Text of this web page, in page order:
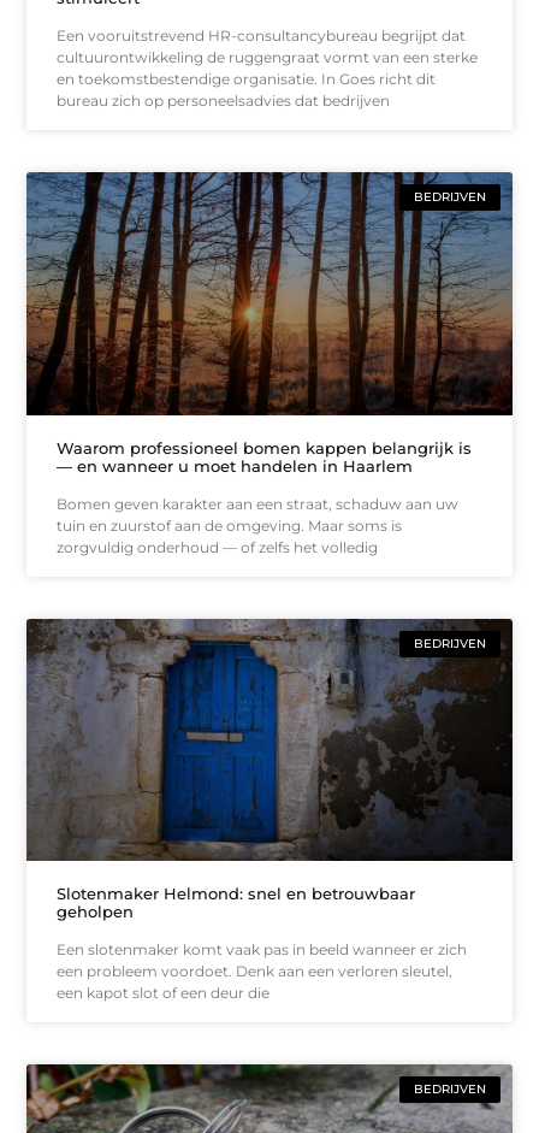
Een vooruitstrevend HR-consultancybureau begrijpt dat
cultuurontwikkeling de ruggengraat vormt van een sterke
en toekomstbestendige organisatie. In Goes richt dit
bureau zich op personeelsadvies dat bedrijven
BEDRIJVEN
Waarom professioneel bomen kappen belangrijk is
— en wanneer u moet handelen in Haarlem
Bomen geven karakter aan een straat, schaduw aan uw
tuin en zuurstof aan de omgeving. Maar soms is
zorgvuldig onderhoud — of zelfs het volledig
BEDRIJVEN
Slotenmaker Helmond: snel en betrouwbaar
geholpen
Een slotenmaker komt vaak pas in beeld wanneer er zich
een probleem voordoet. Denk aan een verloren sleutel,
een kapot slot of een deur die
BEDRIJVEN